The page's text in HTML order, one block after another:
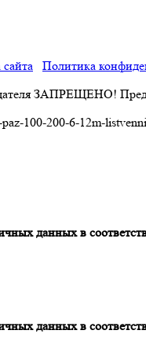
Политика
ЗАПРЕЩЕНО!
100-200-6-12m-
данных в
данных в